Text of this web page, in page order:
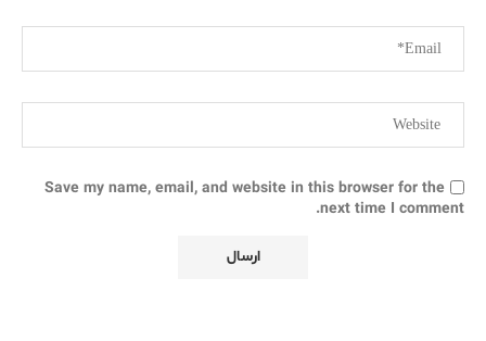
Save my name, email, and website in this browser for the
next time I comment.